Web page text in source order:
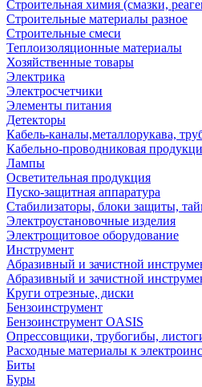
Строительная химия (смазки,
Строительные материалы разное
Строительные смеси
Теплоизоляционные материалы
Хозяйственные товары
Электрика
Электросчетчики
Элементы питания
Детекторы
Кабель-каналы,металлорукава,
Кабельно-проводниковая
Лампы
Осветительная продукция
Пуско-защитная аппаратура
Стабилизаторы, блоки защиты,
Электроустановочные изделия
Электрощитовое оборудование
Инструмент
Абразивный и зачистной
Абразивный и зачистной
Круги отрезные, диски
Бензоинструмент
Бензоинструмент OASIS
Опрессовщики, трубогибы,
Расходные материалы к
Биты
Буры